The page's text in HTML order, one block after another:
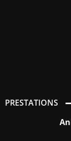
PRESTATIONS